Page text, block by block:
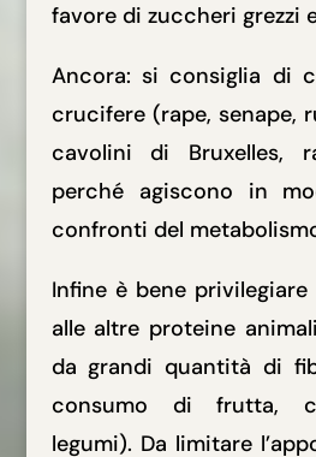
favore di zuccheri grezzi
Ancora: si consiglia di
crucifere (rape, senape,
cavolini di Bruxelles,
perché agiscono in
confronti del
Infine è bene
alle altre proteine
da grandi quantità di
consumo di frutta,
legumi). Da limitare